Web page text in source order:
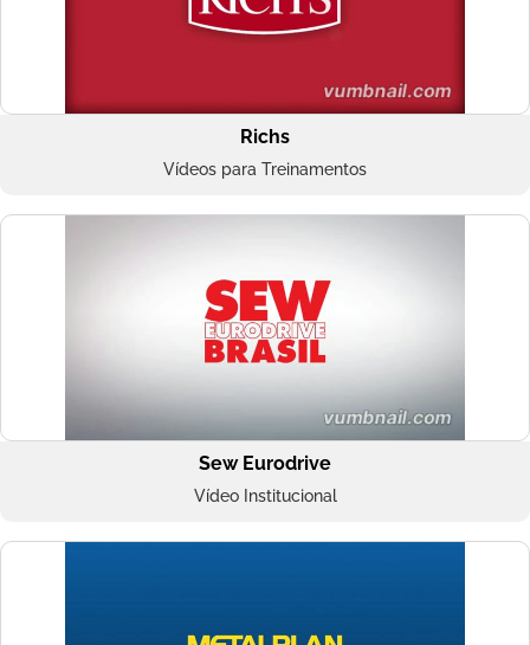
Richs
Vídeos para Treinamentos
Sew Eurodrive
Vídeo Institucional